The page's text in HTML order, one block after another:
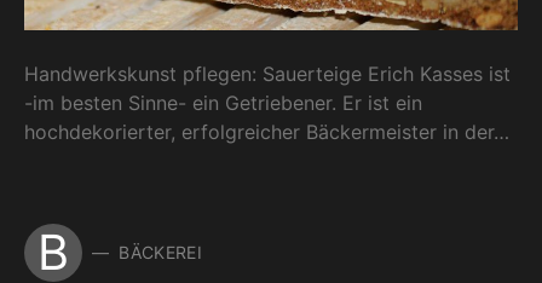
Handwerkskunst pflegen: Sauerteige Erich Kasses ist
-im besten Sinne- ein Getriebener. Er ist ein
hochdekorierter, erfolgreicher Bäckermeister in der…
B BÄCKEREI